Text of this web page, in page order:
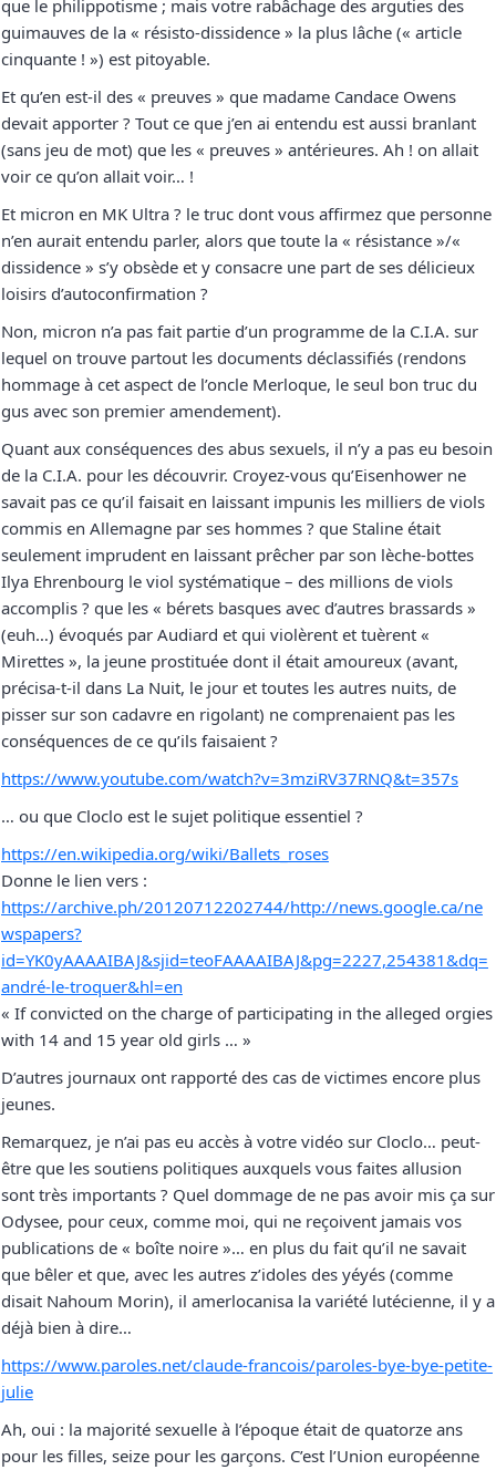
que le philippotisme ; mais votre rabâchage des arguties des
guimauves de la « résisto-dissidence » la plus lâche (« article
cinquante ! ») est pitoyable.
Et qu’en est-il des « preuves » que madame Candace Owens
devait apporter ? Tout ce que j’en ai entendu est aussi branlant
(sans jeu de mot) que les « preuves » antérieures. Ah ! on allait
voir ce qu’on allait voir… !
Et micron en MK Ultra ? le truc dont vous affirmez que personne
n’en aurait entendu parler, alors que toute la « résistance »/«
dissidence » s’y obsède et y consacre une part de ses délicieux
loisirs d’autoconfirmation ?
Non, micron n’a pas fait partie d’un programme de la C.I.A. sur
lequel on trouve partout les documents déclassifiés (rendons
hommage à cet aspect de l’oncle Merloque, le seul bon truc du
gus avec son premier amendement).
Quant aux conséquences des abus sexuels, il n’y a pas eu besoin
de la C.I.A. pour les découvrir. Croyez-vous qu’Eisenhower ne
savait pas ce qu’il faisait en laissant impunis les milliers de viols
commis en Allemagne par ses hommes ? que Staline était
seulement imprudent en laissant prêcher par son lèche-bottes
Ilya Ehrenbourg le viol systématique – des millions de viols
accomplis ? que les « bérets basques avec d’autres brassards »
(euh…) évoqués par Audiard et qui violèrent et tuèrent «
Mirettes », la jeune prostituée dont il était amoureux (avant,
précisa-t-il dans La Nuit, le jour et toutes les autres nuits, de
pisser sur son cadavre en rigolant) ne comprenaient pas les
conséquences de ce qu’ils faisaient ?
https://www.youtube.com/watch?v=3mziRV37RNQ&t=357s
… ou que Cloclo est le sujet politique essentiel ?
https://en.wikipedia.org/wiki/Ballets_roses
Donne le lien vers :
https://archive.ph/20120712202744/http://news.google.ca/ne
wspapers?
id=YK0yAAAAIBAJ&sjid=teoFAAAAIBAJ&pg=2227,254381&dq=
andré-le-troquer&hl=en
« If convicted on the charge of participating in the alleged orgies
with 14 and 15 year old girls … »
D’autres journaux ont rapporté des cas de victimes encore plus
jeunes.
Remarquez, je n’ai pas eu accès à votre vidéo sur Cloclo… peut-
être que les soutiens politiques auxquels vous faites allusion
sont très importants ? Quel dommage de ne pas avoir mis ça sur
Odysee, pour ceux, comme moi, qui ne reçoivent jamais vos
publications de « boîte noire »… en plus du fait qu’il ne savait
que bêler et que, avec les autres z’idoles des yéyés (comme
disait Nahoum Morin), il amerlocanisa la variété lutécienne, il y a
déjà bien à dire…
https://www.paroles.net/claude-francois/paroles-bye-bye-petite-
julie
Ah, oui : la majorité sexuelle à l’époque était de quatorze ans
pour les filles, seize pour les garçons. C’est l’Union européenne